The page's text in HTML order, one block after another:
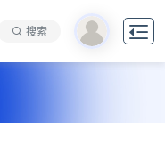
搜索 